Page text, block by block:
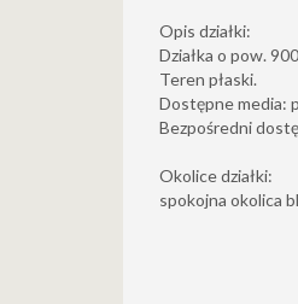
Opis działki:
Działka o pow.
Teren płaski.
Dostępne media:
Bezpośredni
Okolice działki:
spokojna okolica